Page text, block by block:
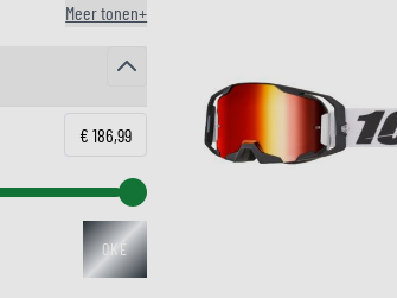
Meer tonen+
Maximale Waarde
€ 186,99
OKÉ